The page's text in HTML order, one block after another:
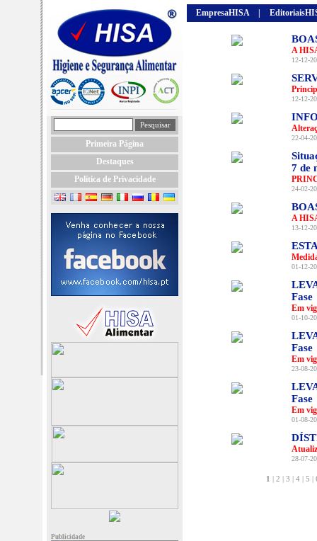
Primeira Página
Destaques
Política de Privacidade
Publicidade
EmpresaHISA
A
12-12-
12-12-
22-04-
7 de
24-02-
A
13-12-
01-12-
Fase
Em
01-10-
Fase
Em
23-08-
Fase
Em
01-08-
28-07-
1 2 3 4 5